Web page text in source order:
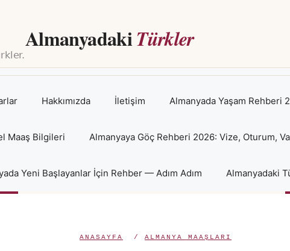
AlmanyadakiTürkler
Hakkımızda İletişim Almanyada Yaşam Rehberi
Maaş Bilgileri Almanyaya Göç Rehberi 2026: Vize, Oturum,
Yeni Başlayanlar İçin Rehber — Adım Adım Almanyadaki
ANASAYFA / ALMANYA MAAŞLARI